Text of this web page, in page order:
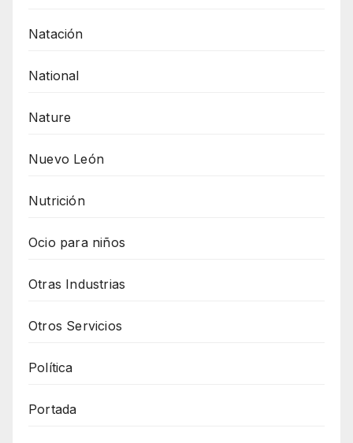
Natación
National
Nature
Nuevo León
Nutrición
Ocio para niños
Otras Industrias
Otros Servicios
Política
Portada